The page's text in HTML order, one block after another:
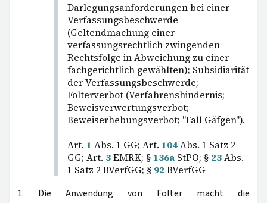
Darlegungsanforderungen bei einer
Verfassungsbeschwerde
(Geltendmachung einer
verfassungsrechtlich zwingenden
Rechtsfolge in Abweichung zu einer
fachgerichtlich gewählten); Subsidiarität
der Verfassungsbeschwerde;
Folterverbot (Verfahrenshindernis;
Beweisverwertungsverbot;
Beweiserhebungsverbot; "Fall Gäfgen").
Art. 1 Abs. 1 GG; Art. 104Abs. 1 Satz 2
GG; Art. 3EMRK; § 136a StPO; § 23Abs.
1 Satz 2 BVerfGG; § 92 BVerfGG
1. Die Anwendung von Folter macht die